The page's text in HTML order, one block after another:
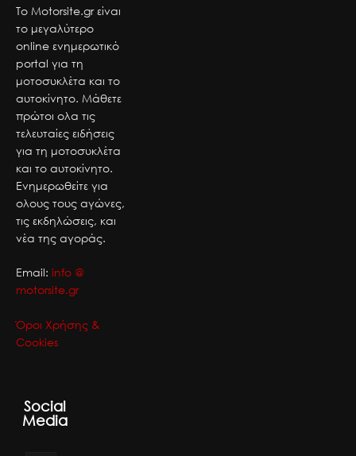
Το Motorsite.gr είναι
το μεγαλύτερο
online ενημερωτικό
portal για τη
μοτοσυκλέτα και το
αυτοκίνητο. Μάθετε
πρώτοι ολα τις
τελευταίες ειδήσεις
για τη μοτοσυκλέτα
και το αυτοκίνητο.
Ενημερωθείτε για
ολους τους αγώνες,
τις εκδηλώσεις, και
νέα της αγοράς.
Email: info @
motorsite.gr
Όροι Χρήσης &
Cookies
Social
Media